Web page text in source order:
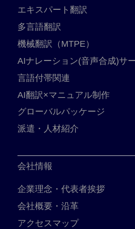
エキスパート翻訳
多言語翻訳
機械翻訳（MTPE）
AIナレーション(音声合成)サ
言語付帯関連
AI翻訳×マニュアル制作
グローバルパッケージ
派遣・人材紹介
会社情報
企業理念・代表者挨拶
会社概要・沿革
アクセスマップ